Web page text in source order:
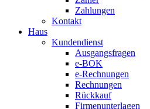
Zahlungen
Kontakt
Haus
Kundendienst
Ausgangsfragen
e-BOK
e-Rechnungen
Rechnungen
Rückkauf
Firmenunterlagen